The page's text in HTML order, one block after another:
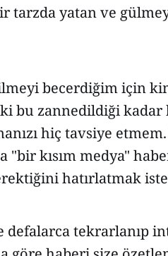
tarzda yatan ve
becerdiğim için
bu zannedildiği
hiç tavsiye
"bir kısım medya"
hatırlatmak
tekrarlanıp